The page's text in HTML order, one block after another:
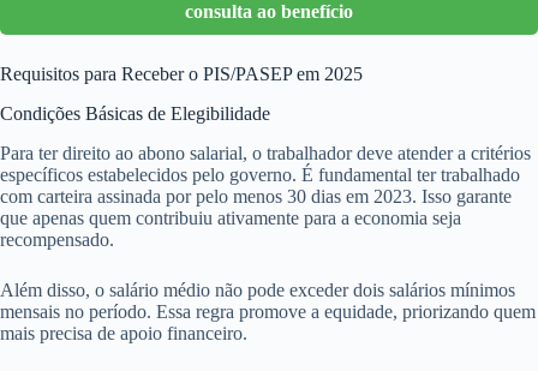
consulta ao benefício
Requisitos para Receber o PIS/PASEP em 2025
Condições Básicas de Elegibilidade
Para ter direito ao abono salarial, o trabalhador deve atender a critérios
específicos estabelecidos pelo governo. É fundamental ter trabalhado
com carteira assinada por pelo menos 30 dias em 2023. Isso garante
que apenas quem contribuiu ativamente para a economia seja
recompensado.
Além disso, o salário médio não pode exceder dois salários mínimos
mensais no período. Essa regra promove a equidade, priorizando quem
mais precisa de apoio financeiro.